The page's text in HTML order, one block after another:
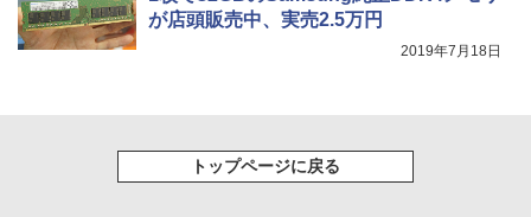
が店頭販売中、実売2.5万円
2019年7月18日
トップページに戻る